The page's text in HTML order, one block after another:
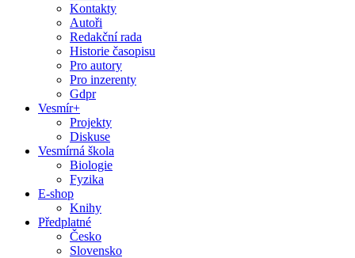
Kontakty
Autoři
Redakční rada
Historie časopisu
Pro autory
Pro inzerenty
Gdpr
Vesmír+
Projekty
Diskuse
Vesmírná škola
Biologie
Fyzika
E-shop
Knihy
Předplatné
Česko
Slovensko